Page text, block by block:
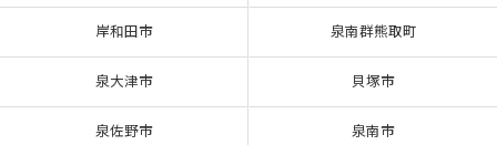
岸和田市 泉南群熊取町
泉大津市 貝塚市
泉佐野市 泉南市